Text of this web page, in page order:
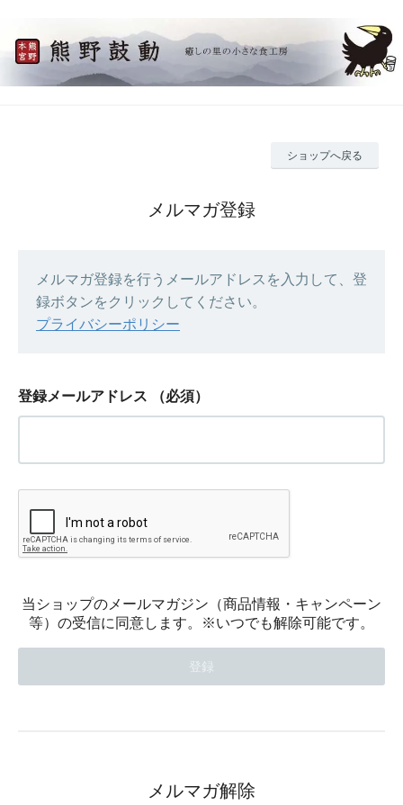
ショップへ戻る
メルマガ登録
メルマガ登録を行うメールアドレスを入力して、登
録ボタンをクリックしてください。
プライバシーポリシー
登録メールアドレス （必須）
当ショップのメールマガジン（商品情報・キャンペーン
等）の受信に同意します。※いつでも解除可能です。
メルマガ解除